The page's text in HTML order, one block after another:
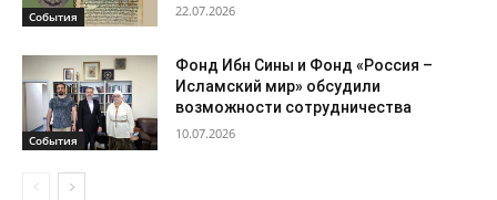
События 22.07.2026
События
Фонд Ибн Сины и Фонд «Россия –
Исламский мир» обсудили
возможности сотрудничества
10.07.2026